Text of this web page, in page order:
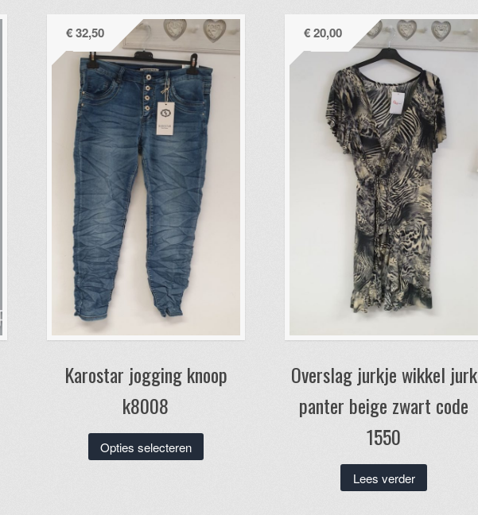
Karostar jogging knoop
k8008
€32,50
Opties selecteren
product
Overslag jurkje wikkel jurk
panter beige zwart code
1550
€20,00
Lees verder